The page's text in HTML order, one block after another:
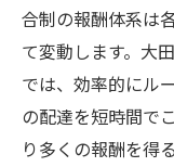
合制の報酬体系は
て変動します。大
では、効率的にル
の配達を短時間で
り多くの報酬を得